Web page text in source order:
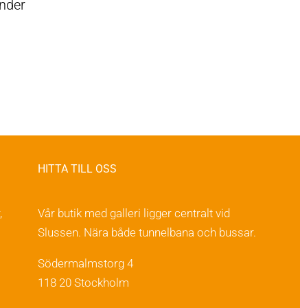
HITTA TILL OSS
Vår butik med galleri ligger centralt vid
Slussen. Nära både tunnelbana och bussar.
Södermalmstorg 4
118 20 Stockholm